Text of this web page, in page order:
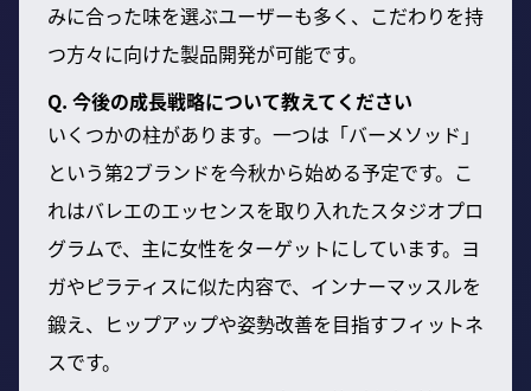
みに合った味を選ぶユーザーも多く、こだわりを持
つ方々に向けた製品開発が可能です。
Q. 今後の成長戦略について教えてください
いくつかの柱があります。一つは「バーメソッド」
という第2ブランドを今秋から始める予定です。こ
れはバレエのエッセンスを取り入れたスタジオプロ
グラムで、主に女性をターゲットにしています。ヨ
ガやピラティスに似た内容で、インナーマッスルを
鍛え、ヒップアップや姿勢改善を目指すフィットネ
スです。